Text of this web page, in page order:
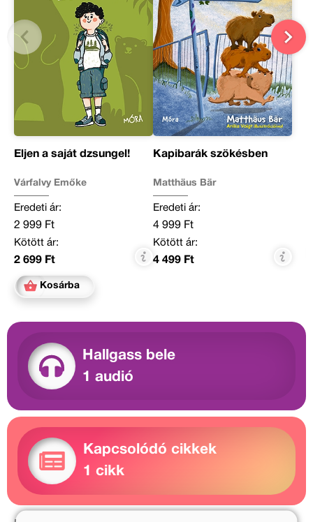
Éljen a saját dzsungel!
Várfalvy Emőke
Eredeti ár:
2 999 Ft
Kötött ár:
2 699 Ft
Kosárba
Kapibarák szökésben
Matthäus Bär
Eredeti ár:
4 999 Ft
Kötött ár:
4 499 Ft
Hallgass bele
1 audió
Kapcsolódó cikkek
1 cikk